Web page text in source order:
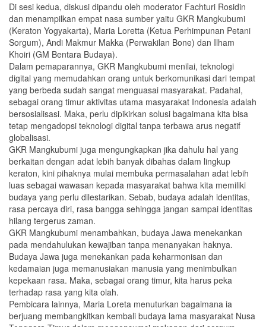
Di sesi kedua, diskusi dipandu oleh moderator Fachturi Rosidin
dan menampilkan empat nasa sumber yaitu GKR Mangkubumi
(Keraton Yogyakarta), Maria Loretta (Ketua Perhimpunan Petani
Sorgum), Andi Makmur Makka (Perwakilan Bone) dan Ilham
Khoiri (GM Bentara Budaya).
Dalam pemaparannya, GKR Mangkubumi menilai, teknologi
digital yang memudahkan orang untuk berkomunikasi dari tempat
yang berbeda sudah sangat menguasai masyarakat. Padahal,
sebagai orang timur aktivitas utama masyarakat Indonesia adalah
bersosialisasi. Maka, perlu dipikirkan solusi bagaimana kita bisa
tetap mengadopsi teknologi digital tanpa terbawa arus negatif
globalisasi.
GKR Mangkubumi juga mengungkapkan jika dahulu hal yang
berkaitan dengan adat lebih banyak dibahas dalam lingkup
keraton, kini pihaknya mulai membuka permasalahan adat lebih
luas sebagai wawasan kepada masyarakat bahwa kita memiliki
budaya yang perlu dilestarikan. Sebab, budaya adalah identitas,
rasa percaya diri, rasa bangga sehingga jangan sampai identitas
hilang tergerus zaman.
GKR Mangkubumi menambahkan, budaya Jawa menekankan
pada mendahulukan kewajiban tanpa menanyakan haknya.
Budaya Jawa juga menekankan pada keharmonisan dan
kedamaian juga memanusiakan manusia yang menimbulkan
kepekaan rasa. Maka, sebagai orang timur, kita harus peka
terhadap rasa yang kita olah.
Pembicara lainnya, Maria Loreta menuturkan bagaimana ia
berjuang membangkitkan kembali budaya lama masyarakat Nusa